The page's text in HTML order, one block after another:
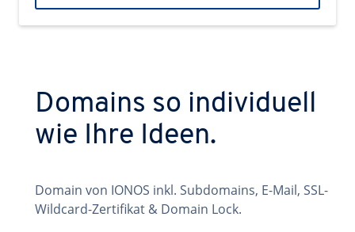
Domains so individuell
wie Ihre Ideen.
Domain von IONOS inkl. Subdomains, E-Mail, SSL-
Wildcard-Zertifikat & Domain Lock.